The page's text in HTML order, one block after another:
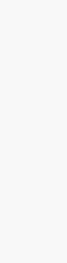
Jadi PR
Libatkan